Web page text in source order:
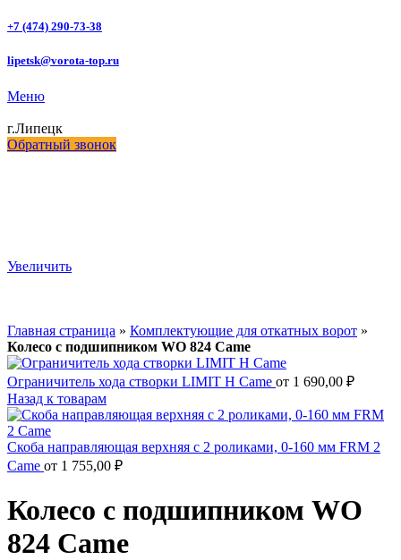
+7 (474) 290-73-38
lipetsk@vorota-top.ru
Меню
г.Липецк
Обратный звонок
Увеличить
Главная страница » Комплектующие для откатных ворот »
Колесо с подшипником WO 824 Came
Ограничитель хода створки LIMIT H Came от 1 690,00 ₽
Назад к товарам
Скоба направляющая верхняя с 2 роликами, 0-160 мм FRM 2
Came от 1 755,00 ₽
Колесо с подшипником WO
824 Came